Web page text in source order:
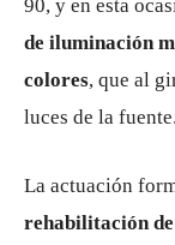
90, y en esta
de iluminación
colores, que al
luces de la fuente.
La actuación
rehabilitación